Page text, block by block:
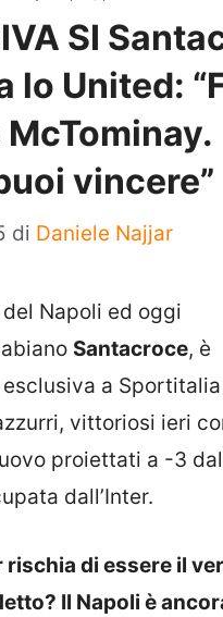
SI
lo United:
vincere”
di Daniele Najjar
del Napoli ed oggi
Santacroce, è
a
vittoriosi ieri
proiettati a -3
dall’Inter.
di essere il
Il Napoli è